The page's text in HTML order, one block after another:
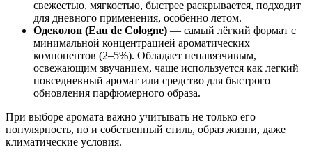
свежестью, мягкостью, быстрее раскрывается, подходит
для дневного применения, особенно летом.
Одеколон (Eau de Cologne) — самый лёгкий формат с
минимальной концентрацией ароматических
компонентов (2–5%). Обладает ненавязчивым,
освежающим звучанием, чаще используется как легкий
повседневный аромат или средство для быстрого
обновления парфюмерного образа.
При выборе аромата важно учитывать не только его
популярность, но и собственный стиль, образ жизни, даже
климатические условия.